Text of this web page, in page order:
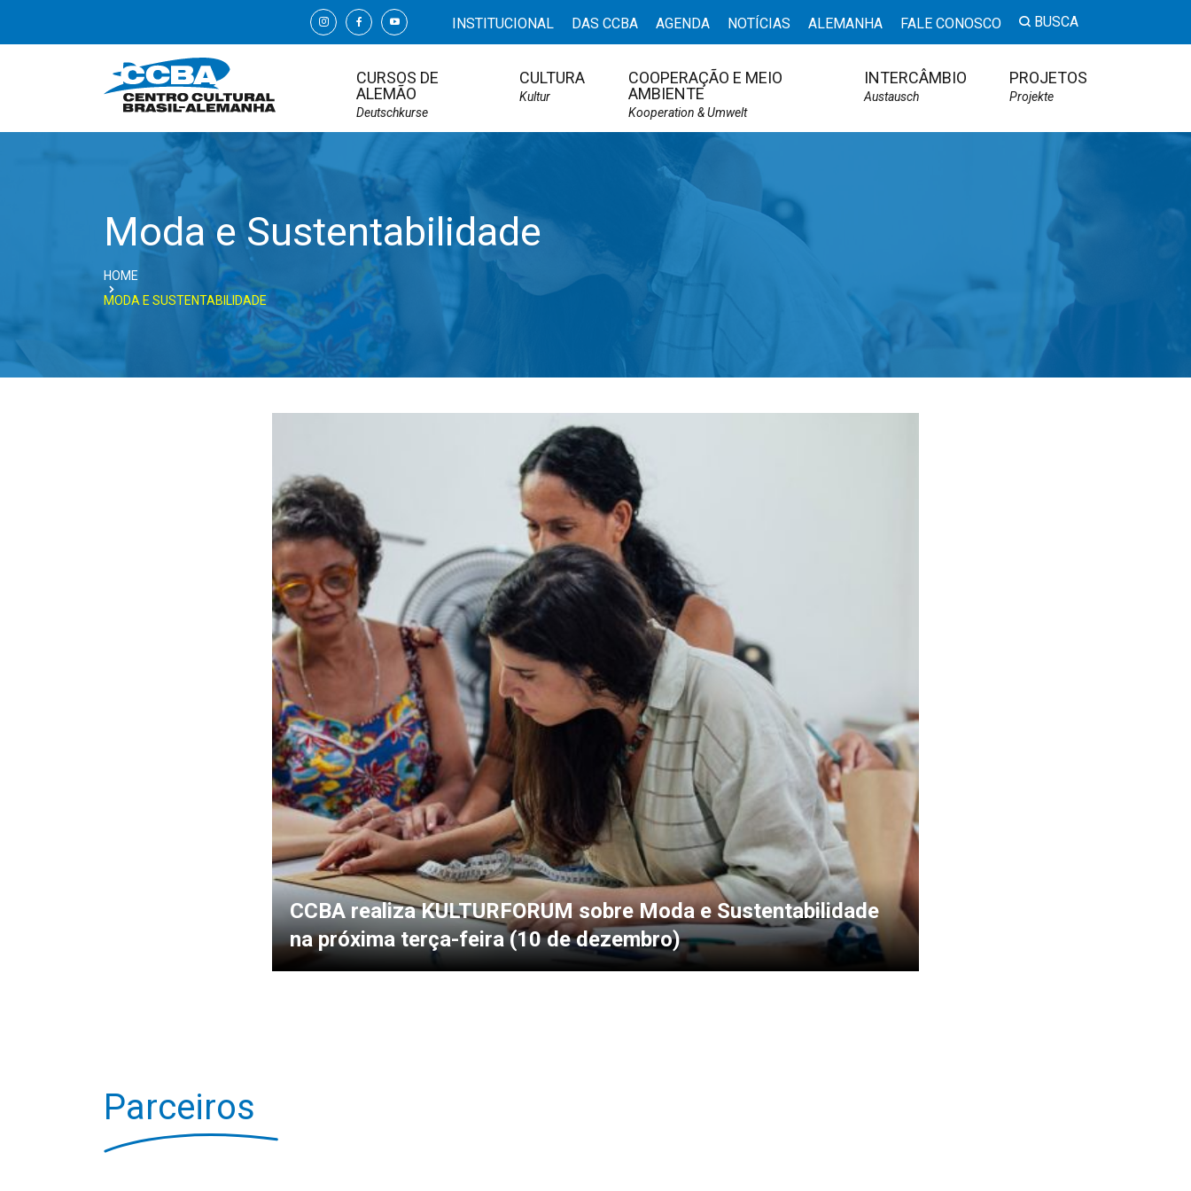
INSTITUCIONAL DAS CCBA AGENDA NOTÍCIAS ALEMANHA FALE CONOSCO BUSCA
CURSOS DE
ALEMÃO
Deutschkurse
CULTURA
Kultur
COOPERAÇÃO E MEIO
AMBIENTE
Kooperation & Umwelt
INTERCÂMBIO
Austausch
PROJETOS
Projekte
Moda e Sustentabilidade
HOME
MODA E SUSTENTABILIDADE
CCBA realiza KULTURFORUM sobre Moda e Sustentabilidade
na próxima terça-feira (10 de dezembro)
Parceiros